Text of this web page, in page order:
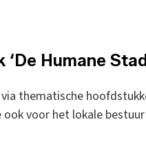
‘De Humane
thematische
voor het lokale